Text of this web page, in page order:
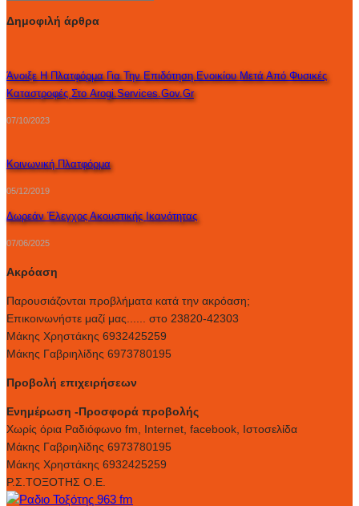
Δημοφιλή άρθρα
Άνοιξε Η Πλατφόρμα Για Την Επιδότηση Ενοικίου Μετά Από Φυσικές
Καταστροφές Στο Arogi.services.gov.gr
07/10/2023
Κοινωνική Πλατφόρμα
05/12/2019
Δωρεάν Έλεγχος Ακουστικής Ικανότητας
07/06/2025
Ακρόαση
Παρουσιάζονται προβλήματα κατά την ακρόαση;
Επικοινωνήστε μαζί μας...... στο 23820-42303
Μάκης Χρηστάκης 6932425259
Μάκης Γαβριηλίδης 6973780195
Προβολή επιχειρήσεων
Ενημέρωση -Προσφορά προβολής
Xωρίς όρια Ραδιόφωνο fm, Internet, facebook, Ιστοσελίδα
Μάκης Γαβριηλίδης 6973780195
Μάκης Χρηστάκης 6932425259
Ρ.Σ.ΤΟΞΟΤΗΣ Ο.Ε.